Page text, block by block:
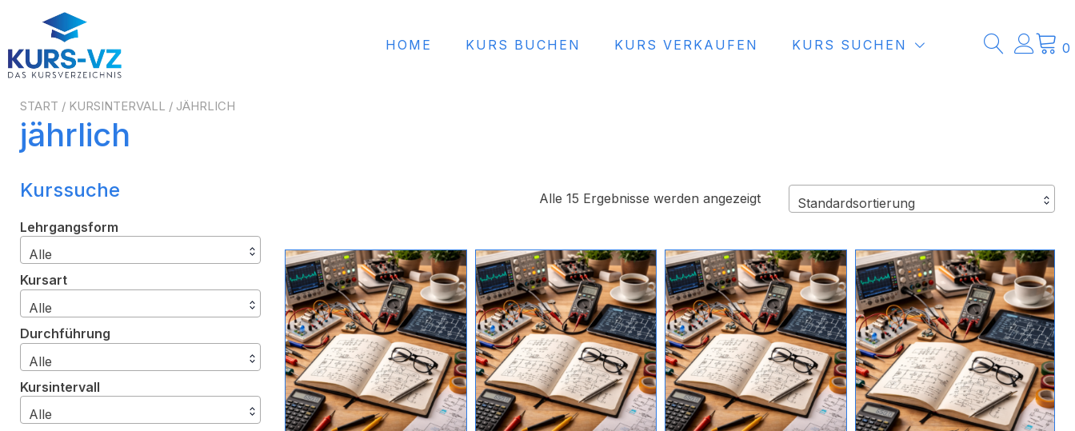
springen
HOME KURS BUCHEN KURS VERKAUFEN KURS SUCHEN 0
START / KURSINTERVALL / JÄHRLICH
jährlich
Alle 15 Ergebnisse werden angezeigt Standardsortierung
Kurssuche
Lehrgangsform
Alle
Kursart
Alle
Durchführung
Alle
Kursintervall
Alle